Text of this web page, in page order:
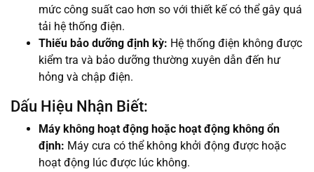
mức công suất cao hơn so với thiết kế có thể gây quá
tải hệ thống điện.
Thiếu bảo dưỡng định kỳ: Hệ thống điện không được
kiểm tra và bảo dưỡng thường xuyên dẫn đến hư
hỏng và chập điện.
Dấu Hiệu Nhận Biết:
Máy không hoạt động hoặc hoạt động không ổn
định: Máy cưa có thể không khởi động được hoặc
hoạt động lúc được lúc không.